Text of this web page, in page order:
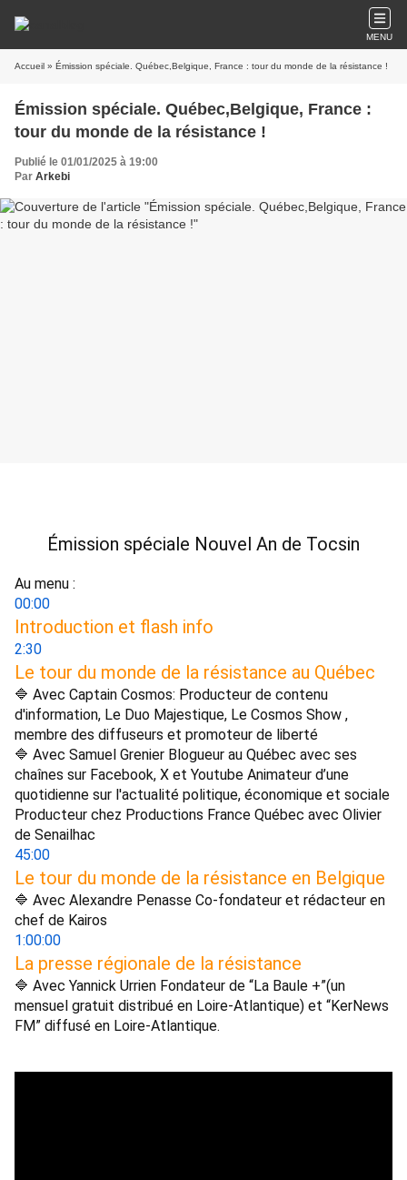
MENU
Accueil » Émission spéciale. Québec,Belgique, France : tour du monde de la résistance !
Émission spéciale. Québec,Belgique, France :
tour du monde de la résistance !
Publié le 01/01/2025 à 19:00
Par Arkebi
Émission spéciale Nouvel An de Tocsin
Au menu :
00:00
Introduction et flash info
2:30
Le tour du monde de la résistance au Québec
🔷 Avec Captain Cosmos: Producteur de contenu
d'information, Le Duo Majestique, Le Cosmos Show ,
membre des diffuseurs et promoteur de liberté
🔷 Avec Samuel Grenier Blogueur au Québec avec ses
chaînes sur Facebook, X et Youtube Animateur d’une
quotidienne sur l'actualité politique, économique et sociale
Producteur chez Productions France Québec avec Olivier
de Senailhac
45:00
Le tour du monde de la résistance en Belgique
🔷 Avec Alexandre Penasse Co-fondateur et rédacteur en
chef de Kairos
1:00:00
La presse régionale de la résistance
🔷 Avec Yannick Urrien Fondateur de “La Baule +”(un
mensuel gratuit distribué en Loire-Atlantique) et “KerNews
FM” diffusé en Loire-Atlantique.